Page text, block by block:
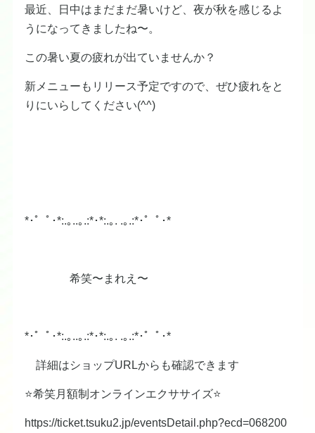
最近、日中はまだまだ暑いけど、夜が秋を感じるよ
うになってきましたね〜。
この暑い夏の疲れが出ていませんか？
新メニューもリリース予定ですので、ぜひ疲れをと
りにいらしてください(^^)
*･゜ﾟ･*:.｡..｡.:*･*:.｡. .｡.:*･゜ﾟ･*
希笑〜まれえ〜
*･゜ﾟ･*:.｡..｡.:*･*:.｡. .｡.:*･゜ﾟ･*
詳細はショップURLからも確認できます
⭐️希笑月額制オンラインエクササイズ⭐️
https://ticket.tsuku2.jp/eventsDetail.php?ecd=068200